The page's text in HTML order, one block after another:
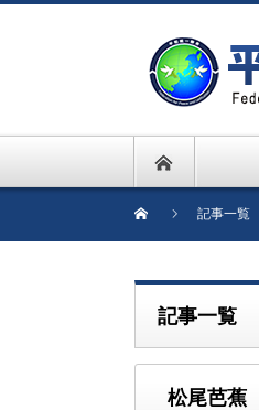
記事一覧
記事一覧
松尾芭蕉